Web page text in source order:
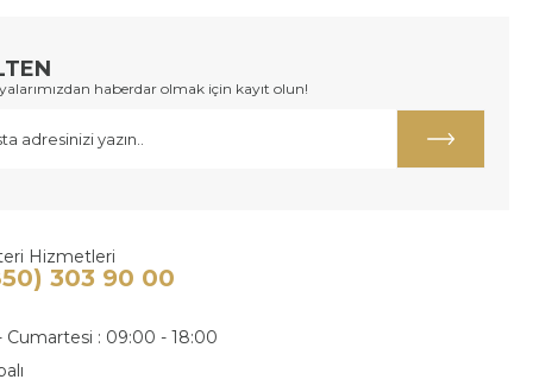
haberdar olmak için kayıt olun!
Hizmetleri
303 90 00
Cumartesi : 09:00 - 18:00